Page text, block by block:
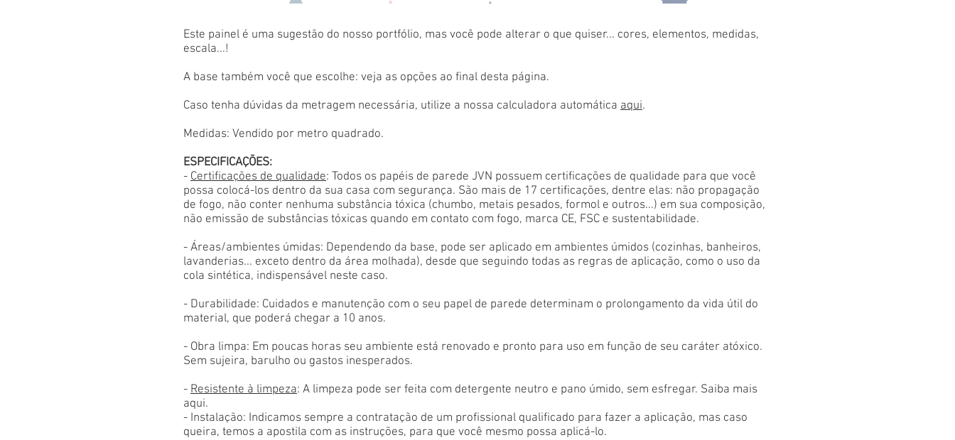
Este painel é uma sugestão do nosso portfólio, mas você pode alterar o que quiser... cores, elementos, medidas,
escala...!
A base também você que escolhe: veja as opções ao final desta página.
Caso tenha dúvidas da metragem necessária, utilize a nossa calculadora automática aqui.
Medidas: Vendido por metro quadrado.
ESPECIFICAÇÕES:
- Certificações de qualidade: Todos os papéis de parede JVN possuem certificações de qualidade para que você
possa colocá-los dentro da sua casa com segurança. São mais de 17 certificações, dentre elas: não propagação
de fogo, não conter nenhuma substância tóxica (chumbo, metais pesados, formol e outros...) em sua composição,
não emissão de substâncias tóxicas quando em contato com fogo, marca CE, FSC e sustentabilidade.
- Áreas/ambientes úmidas: Dependendo da base, pode ser aplicado em ambientes úmidos (cozinhas, banheiros,
lavanderias... exceto dentro da área molhada), desde que seguindo todas as regras de aplicação, como o uso da
cola sintética, indispensável neste caso.
- Durabilidade: Cuidados e manutenção com o seu papel de parede determinam o prolongamento da vida útil do
material, que poderá chegar a 10 anos.
- Obra limpa: Em poucas horas seu ambiente está renovado e pronto para uso em função de seu caráter atóxico.
Sem sujeira, barulho ou gastos inesperados.
- Resistente à limpeza: A limpeza pode ser feita com detergente neutro e pano úmido, sem esfregar. Saiba mais
aqui.
- Instalação: Indicamos sempre a contratação de um profissional qualificado para fazer a aplicação, mas caso
queira, temos a apostila com as instruções, para que você mesmo possa aplicá-lo.